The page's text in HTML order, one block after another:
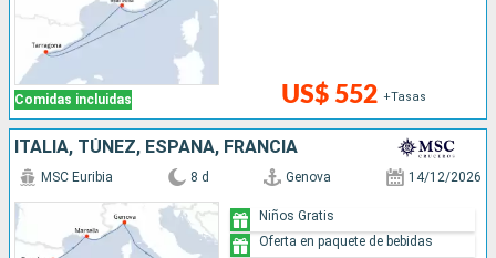
Comidas incluidas US$ 552 +Tasas
ITALIA, TÚNEZ, ESPAÑA, FRANCIA
MSC Euribia 8 d Genova 14/12/2026
Niños Gratis
Oferta en paquete de bebidas